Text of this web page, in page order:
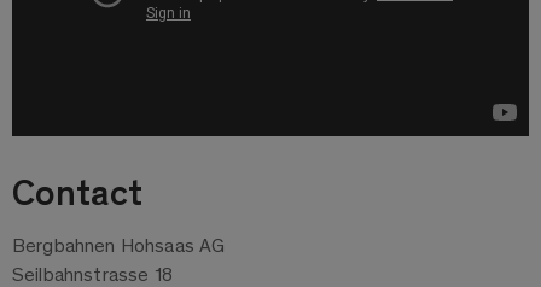
Contact
Bergbahnen Hohsaas AG
Seilbahnstrasse 18